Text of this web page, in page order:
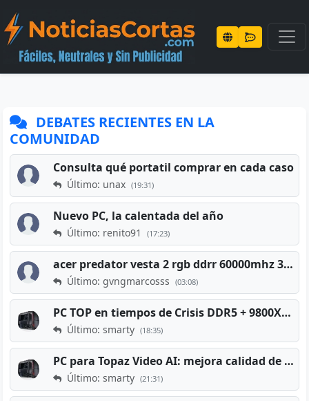
DEBATES RECIENTES EN LA
COMUNIDAD
Consulta qué portatil comprar en cada caso
Último: unax (19:31)
Nuevo PC, la calentada del año
Último: renito91 (17:23)
acer predator vesta 2 rgb ddrr 60000mhz 32gb x2 16gb
Último: gvngmarcosss (03:08)
PC TOP en tiempos de Crisis DDR5 + 9800X3D + RTX 5080 [2026][2400€]
Último: smarty (18:35)
PC para Topaz Video AI: mejora calidad de vídeos viejos
Último: smarty (21:31)